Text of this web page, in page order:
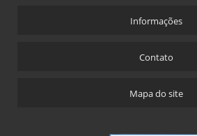
Informações
Contato
Mapa do site